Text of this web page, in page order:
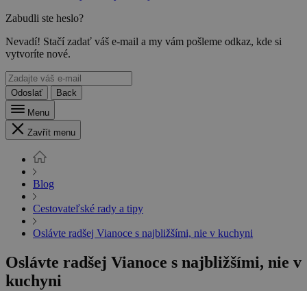
Zabudli ste heslo?
Nevadí! Stačí zadať váš e-mail a my vám pošleme odkaz, kde si
vytvoríte nové.
Odoslať
Back
Menu
Zavřít menu
Blog
Cestovateľské rady a tipy
Oslávte radšej Vianoce s najbližšími, nie v kuchyni
Oslávte radšej Vianoce s najbližšími, nie v
kuchyni